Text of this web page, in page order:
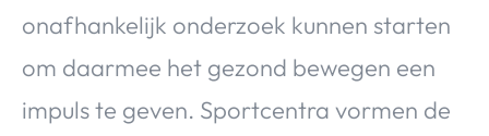
onafhankelijk onderzoek kunnen starten
om daarmee het gezond bewegen een
impuls te geven. Sportcentra vormen de